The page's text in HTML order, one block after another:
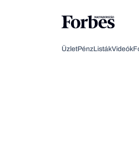
ÜzletPénzListákVideók